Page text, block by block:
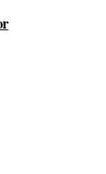
diz: